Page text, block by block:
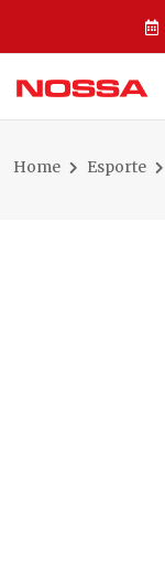
Home Esporte